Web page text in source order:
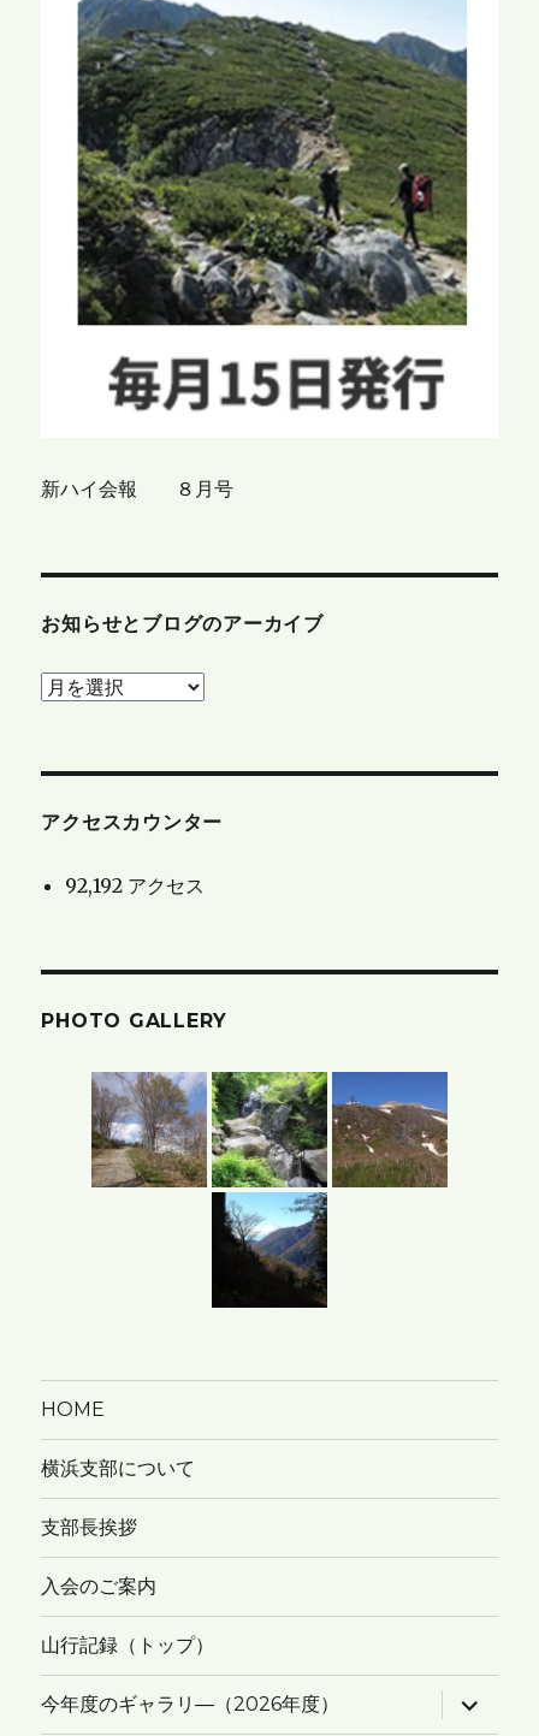
新ハイ会報 ８月号
お知らせとブログのアーカイブ
お
と
ロ
ー
アクセスカウンター
92,192 アクセス
PHOTO GALLERY
HOME
横浜支部について
支部長挨拶
入会のご案内
山行記録（トップ）
今年度のギャラリ―（2026年度）
サ
ブ